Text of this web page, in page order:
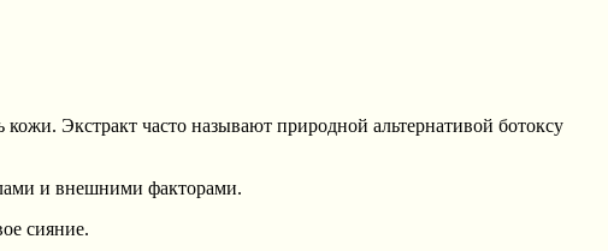
Экстракт часто называют природной альтернативой ботоксу
и внешними факторами.
сияние.